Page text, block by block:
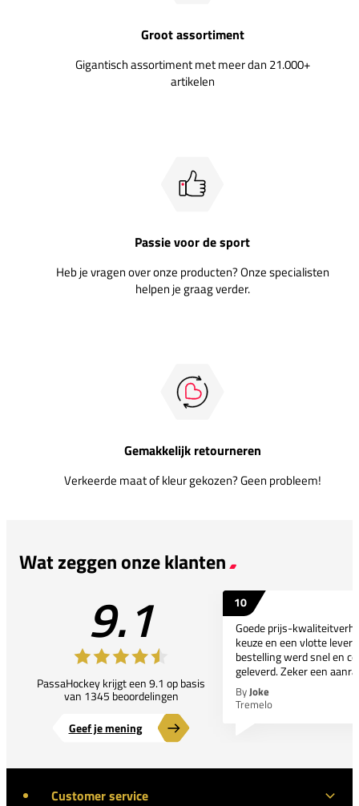
Groot assortiment
Gigantisch assortiment met meer dan 21.000+
artikelen
Passie voor de sport
Heb je vragen over onze producten? Onze specialisten
helpen je graag verder.
Gemakkelijk retourneren
Verkeerde maat of kleur gekozen? Geen probleem!
Wat zeggen onze klanten
9.1
PassaHockey krijgt een 9.1 op basis
van 1345 beoordelingen
Geef je mening
10
Goede prijs-
keuze en een vlotte
bestelling werd snel en
geleverd. Zeker een
ByJoke
Tremelo
Customer service